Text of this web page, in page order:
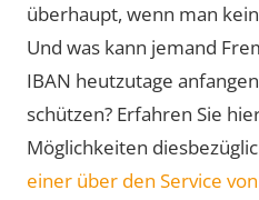
überhaupt, wenn man
Und was kann jemand
IBAN heutzutage
schützen? Erfahren Sie
Möglichkeiten
einer über den Service